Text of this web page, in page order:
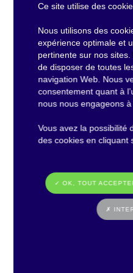
Philippe Chalopin
Vice-Président du
numérique
Ce site utilise des
Nous utilisons des
expérience optimale et
pertinente sur nos
de disposer de toutes
navigation Web. Nous
consentement quant à
nous nous engageons à
Vous avez la possibilité
des cookies en cliquant
✓ OK, TOUT
✗